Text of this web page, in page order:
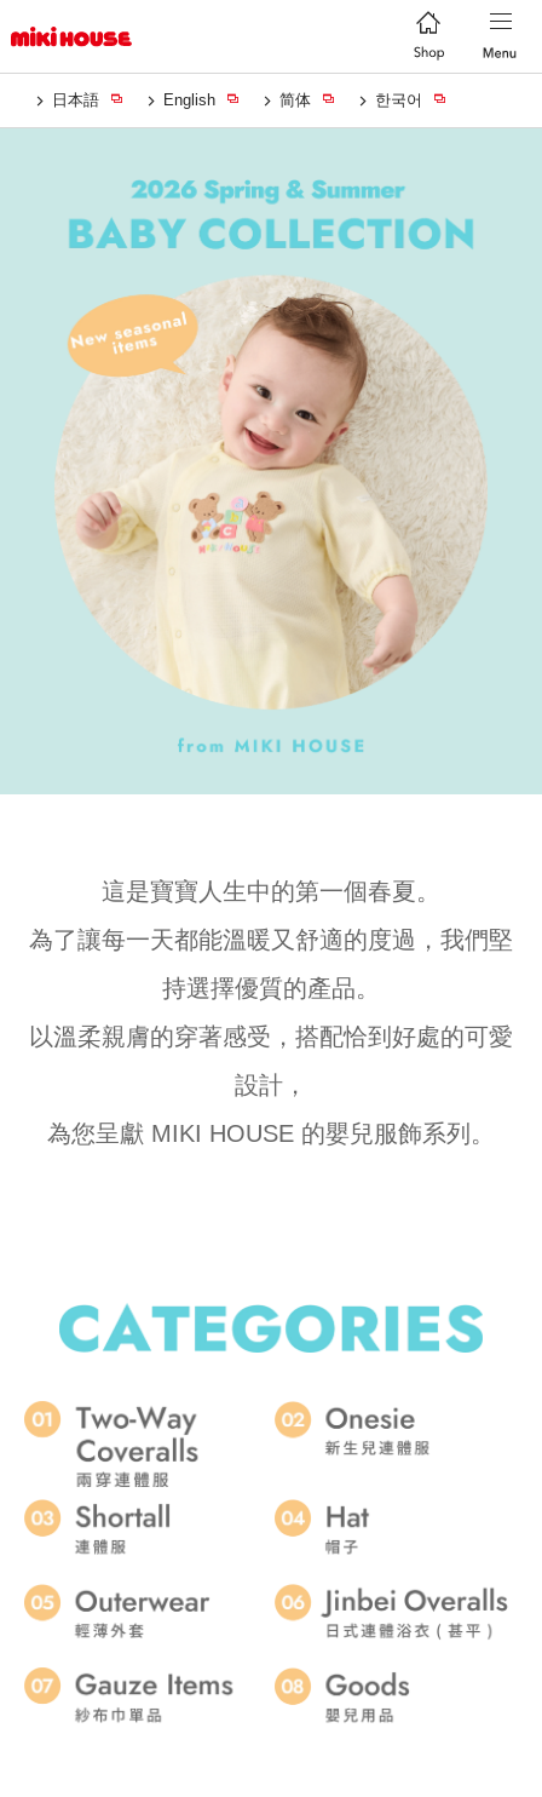
日本語 English 简体 한국어
這是寶寶人生中的第一個春夏。
為了讓每一天都能溫暖又舒適的度過，我們堅
持選擇優質的產品。
以溫柔親膚的穿著感受，搭配恰到好處的可愛
設計，
為您呈獻 MIKI HOUSE 的嬰兒服飾系列。